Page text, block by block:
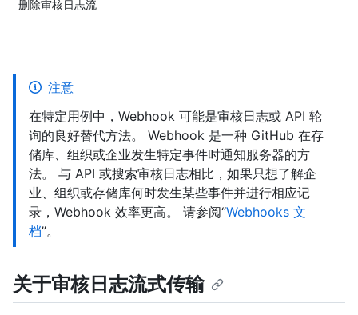
删除审核日志流
注意
在特定用例中，Webhook 可能是审核日志或 API 轮
询的良好替代方法。 Webhook 是一种 GitHub 在存
储库、组织或企业发生特定事件时通知服务器的方
法。 与 API 或搜索审核日志相比，如果只想了解企
业、组织或存储库何时发生某些事件并进行相应记
录，Webhook 效率更高。 请参阅“Webhooks 文
档”。
关于审核日志流式传输